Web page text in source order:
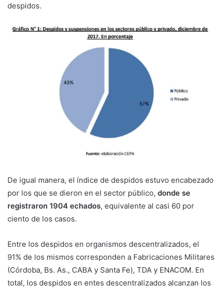
despidos.
De igual manera, el índice de despidos estuvo encabezado
por los que se dieron en el sector público, donde se
registraron 1904 echados, equivalente al casi 60 por
ciento de los casos.
Entre los despidos en organismos descentralizados, el
91% de los mismos corresponden a Fabricaciones Militares
(Córdoba, Bs. As., CABA y Santa Fe), TDA y ENACOM. En
total, los despidos en entes descentralizados alcanzan los